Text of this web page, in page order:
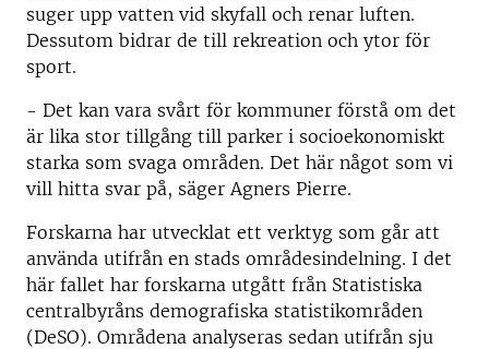
suger upp vatten vid skyfall och renar luften.
Dessutom bidrar de till rekreation och ytor för
sport.
- Det kan vara svårt för kommuner förstå om det
är lika stor tillgång till parker i socioekonomiskt
starka som svaga områden. Det här något som vi
vill hitta svar på, säger Agners Pierre.
Forskarna har utvecklat ett verktyg som går att
använda utifrån en stads områdesindelning. I det
här fallet har forskarna utgått från Statistiska
centralbyråns demografiska statistikområden
(DeSO). Områdena analyseras sedan utifrån sju